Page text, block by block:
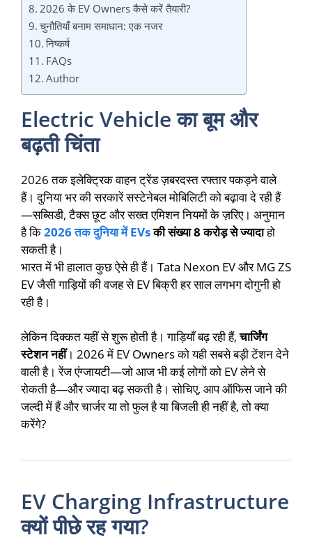
2026 के EV Owners कैसे करें तैयारी?
चुनौतियाँ बनाम समाधान: एक नजर
निष्कर्ष
FAQs
Author
Electric Vehicle का बूम और
बढ़ती चिंता
2026 तक इलेक्ट्रिक वाहन ट्रेंड ज़बरदस्त रफ्तार पकड़ने वाले
हैं। दुनिया भर की सरकारें सस्टेनेबल मोबिलिटी को बढ़ावा दे रही हैं
—सब्सिडी, टैक्स छूट और सख्त एमिशन नियमों के ज़रिए। अनुमान
है कि2026 तक दुनिया में EVsकी संख्या 8 करोड़ से ज्यादाहो
सकती है।
भारत में भी हालात कुछ ऐसे ही हैं। Tata Nexon EV और MG ZS
EV जैसी गाड़ियों की वजह से EV बिक्री हर साल लगभग दोगुनी हो
रही है।
लेकिन दिक्कत यहीं से शुरू होती है। गाड़ियाँ बढ़ रही हैं,चार्जिंग
स्टेशन नहीं। 2026 में EV Owners को यही सबसे बड़ी टेंशन देने
वाली है। रेंज एंग्जायटी—जो आज भी कई लोगों को EV लेने से
रोकती है—और ज्यादा बढ़ सकती है। सोचिए, आप ऑफिस जाने की
जल्दी में हैं और चार्जर या तो फुल है या बिजली ही नहीं है, तो क्या
करेंगे?
EV Charging Infrastructure
क्यों पीछे रह गया?